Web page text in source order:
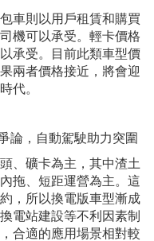
車則以用戶租賃和購買
機可以承受。輕卡價格
承受。目前此類車型價
兩者價格接近，將會迎
代。
論，自動駕駛助力突圍
、礦卡為主，其中渣土
拖、短距運營為主。這
，所以換電版車型漸成
電站建設等不利因素制
合適的應用場景相對較